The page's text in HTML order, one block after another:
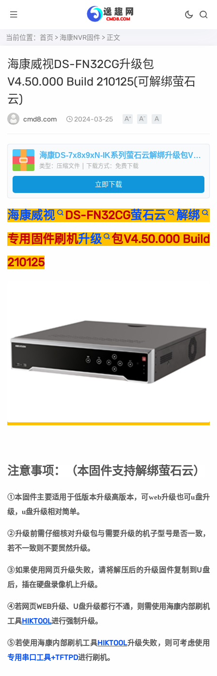
当前位置： 首页 > 海康NVR固件 > 正文
海康威视DS-FN32CG升级包
V4.50.000 Build 210125(可解绑萤石
云)
cmd8.com 2024-03-25
海康DS-7x8x9xN-IK系列萤石云解绑升级包V4.50.000Build210125.zip
类型：压缩文件 下载方式：免费下载
立即下载
海康威视 DS-FN32CG萤石云
解绑
专用固件刷机升级
包V4.50.000 Build
210125
注意事项： （本固件支持解绑萤石云）
①本固件主要适用于低版本升级高版本，可web升级也可u盘升
级，u盘升级相对简单。
②升级前需仔细核对升级包与需要升级的机子型号是否一致，
若不一致则不要贸然升级。
③如果使用网页升级失败，请将解压后的升级固件复制到U盘
后，插在硬盘录像机上升级。
④若网页WEB升级、U盘升级都行不通，则需使用海康内部刷机
工具HIKTOOL进行强制升级。
⑤若使用海康内部刷机工具HIKTOOL升级失败，则可考虑使用
专用串口工具+TFTPD进行刷机。